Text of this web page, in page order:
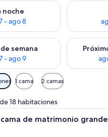
noche
- ago 8
para esta noche,
Consulta
semana
- ago 9
para este fin de
Consulta
1 cama 2 camas
18 habitaciones
Habitación
de matrimonio